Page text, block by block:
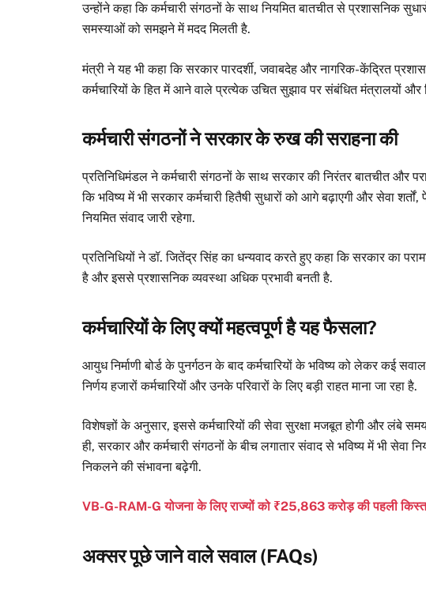
उन्होंने कहा कि कर्मचारी संगठनों के साथ नियमित बातचीत से प्रशासनिक
समस्याओं को समझने में मदद मिलती है.
मंत्री ने यह भी कहा कि सरकार पारदर्शी, जवाबदेह और नागरिक-केंद्रित
कर्मचारियों के हित में आने वाले प्रत्येक उचित सुझाव पर संबंधित मंत्रालयों और
कर्मचारी संगठनों ने सरकार के रुख की सराहना की
प्रतिनिधिमंडल ने कर्मचारी संगठनों के साथ सरकार की निरंतर बातचीत और
कि भविष्य में भी सरकार कर्मचारी हितैषी सुधारों को आगे बढ़ाएगी और सेवा
नियमित संवाद जारी रहेगा.
प्रतिनिधियों ने डॉ. जितेंद्र सिंह का धन्यवाद करते हुए कहा कि सरकार का
है और इससे प्रशासनिक व्यवस्था अधिक प्रभावी बनती है.
कर्मचारियों के लिए क्यों महत्वपूर्ण है यह फैसला?
आयुध निर्माणी बोर्ड के पुनर्गठन के बाद कर्मचारियों के भविष्य को लेकर कई
निर्णय हजारों कर्मचारियों और उनके परिवारों के लिए बड़ी राहत माना जा रहा है.
विशेषज्ञों के अनुसार, इससे कर्मचारियों की सेवा सुरक्षा मजबूत होगी और लंबे
ही, सरकार और कर्मचारी संगठनों के बीच लगातार संवाद से भविष्य में भी सेवा
निकलने की संभावना बढ़ेगी.
VB-G-RAM-G योजना के लिए राज्यों को ₹25,863 करोड़ की पहली
अक्सर पूछे जाने वाले सवाल (FAQs)